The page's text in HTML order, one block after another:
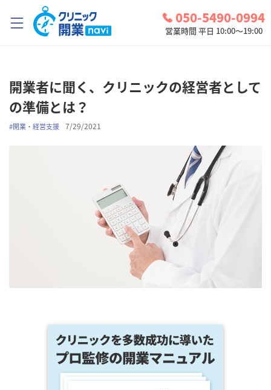
050-5490-0994
営業時間 平日 10:00～19:00
開業者に聞く、クリニックの経営者として
の準備とは？
#開業・経営支援 7/29/2021
診療圏調査
コンシェルジュサービス